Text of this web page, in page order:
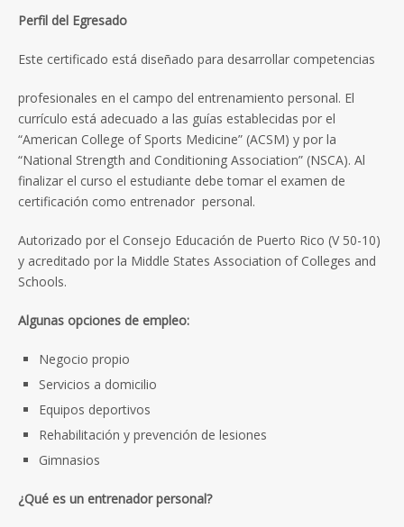
Perfil del Egresado
Este certificado está diseñado para desarrollar competencias
profesionales en el campo del entrenamiento personal. El
currículo está adecuado a las guías establecidas por el
“American College of Sports Medicine” (ACSM) y por la
“National Strength and Conditioning Association” (NSCA). Al
finalizar el curso el estudiante debe tomar el examen de
certificación como entrenador personal.
Autorizado por el Consejo Educación de Puerto Rico (V 50-10)
y acreditado por la Middle States Association of Colleges and
Schools.
Algunas opciones de empleo:
Negocio propio
Servicios a domicilio
Equipos deportivos
Rehabilitación y prevención de lesiones
Gimnasios
¿Qué es un entrenador personal?